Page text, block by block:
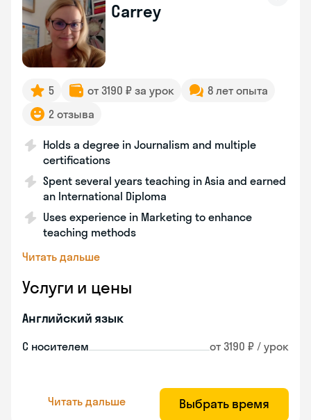
Carrey
5 от 3190 ₽ за урок
8 лет опыта
2 отзыва
Holds a degree in Journalism and multiple
certifications
Spent several years teaching in Asia and earned
an International Diploma
Uses experience in Marketing to enhance
teaching methods
Читать дальше
Услуги и цены
Английский язык
С носителем от 3190 ₽ / урок
Читать дальше Выбрать время